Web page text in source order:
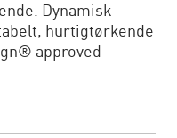
Dynamisk
hurtigtørkende
approved